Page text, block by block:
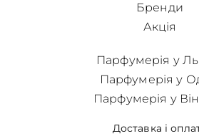
Бренди
Акція
Доставка і
Парфумерія у
Парфумерія у
Парфумерія у